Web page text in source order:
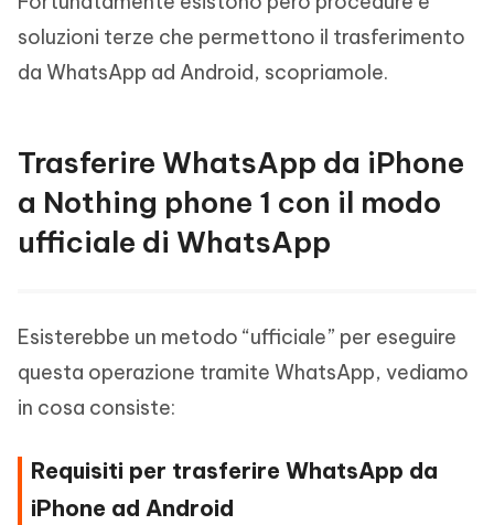
soluzioni terze che permettono il trasferimento
da WhatsApp ad Android, scopriamole.
Trasferire WhatsApp da iPhone
a Nothing phone 1 con il modo
ufficiale di WhatsApp
Esisterebbe un metodo “ufficiale” per eseguire
questa operazione tramite WhatsApp, vediamo
in cosa consiste:
Requisiti per trasferire WhatsApp da
iPhone ad Android